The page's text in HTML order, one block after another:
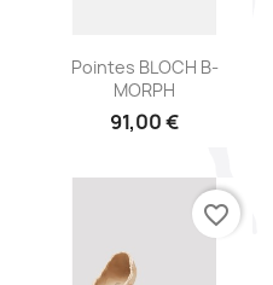
Aperçu rapide
Pointes BLOCH B-
MORPH
91,00 €
favorite_border